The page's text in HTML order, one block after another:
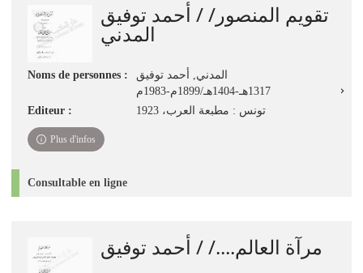
تقويم المنصور/ / أحمد توفيق
المدني
Noms de personnes :
المدني, أحمد توفيق
1317هـ-1404هـ/1899م-1983م
Editeur :
تونس : مطبعة العرب، 1923
Plus d'infos
Consultable en ligne
مرآة العالم..../ / أحمد توفيق